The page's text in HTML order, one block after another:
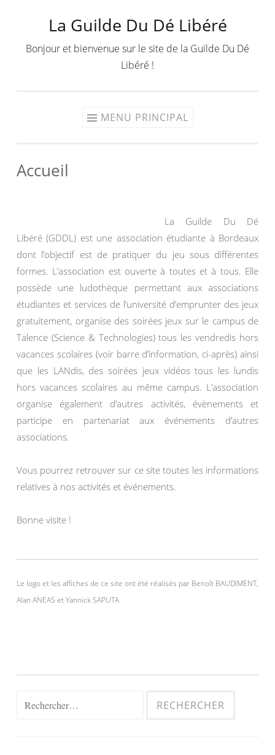
contenu
La Guilde Du Dé Libéré
Bonjour et bienvenue sur le site de la Guilde Du Dé
Libéré !
MENU PRINCIPAL
Accueil
La Guilde Du Dé
Libéré (GDDL) est une association étudiante à Bordeaux
dont l’objectif est de pratiquer du jeu sous différentes
formes. L’association est ouverte à toutes et à tous. Elle
possède une ludothèque permettant aux associations
étudiantes et services de l’université d’emprunter des jeux
gratuitement, organise des soirées jeux sur le campus de
Talence (Science & Technologies) tous les vendredis hors
vacances scolaires (voir barre d’information, ci-après) ainsi
que les LANdis, des soirées jeux vidéos tous les lundis
hors vacances scolaires au même campus. L’association
organise également d’autres activités, évènements et
participe en partenariat aux événements d’autres
associations.
Vous pourrez retrouver sur ce site toutes les informations
relatives à nos activités et événements.
Bonne visite !
Le logo et les affiches de ce site ont été réalisés par Benoît BAUDIMENT,
Alan ANEAS et Yannick SAPUTA
Rechercher :